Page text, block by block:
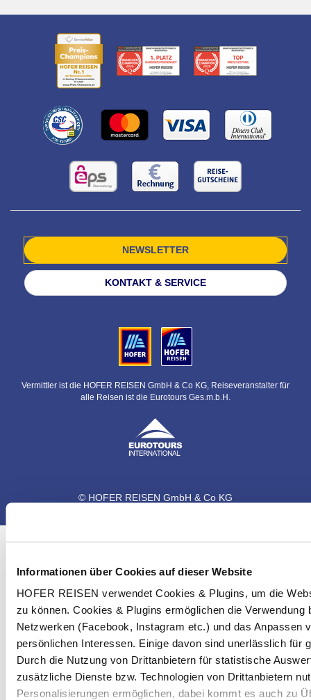
Informationen über Cookies auf dieser Website
HOFER REISEN verwendet Cookies & Plugins, um die
zu können. Cookies & Plugins ermöglichen die
Netzwerken (Facebook, Instagram etc.) und das Anpassen
persönlichen Interessen. Einige davon sind unerlässlich für
Durch die Nutzung von Drittanbietern für statistische
zusätzliche Dienste bzw. Technologien von Drittanbietern
Personalisierungen ermöglichen, dabei kommt es auch zu
NEWSLETTER
KONTAKT & SERVICE
Vermittler ist die HOFER REISEN GmbH & Co KG, Reiseveranstalter für
alle Reisen ist die Eurotours Ges.m.b.H.
© HOFER REISEN GmbH & Co KG